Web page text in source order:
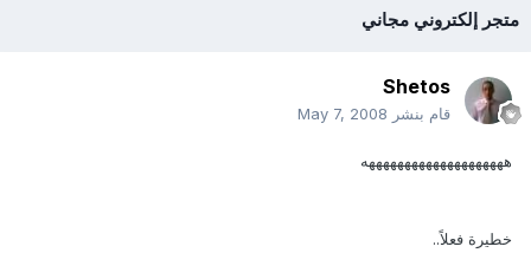
متجر إلكتروني مجاني
Shetos
قام بنشر May 7, 2008
ههههههههههههههههههههه
خطيرة فعلاً..